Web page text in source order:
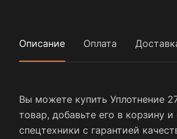
Описание Оплата
Вы можете купить Уплотнение
товар, добавьте его в корзину
спецтехники с гарантией